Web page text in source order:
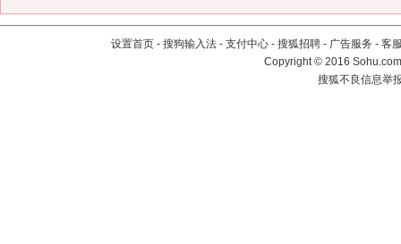
设置首页 - 搜狗输入法 - 支付中心 - 搜狐招聘 - 广告服务 - 客
Copyright©2016
搜狐不良信息举